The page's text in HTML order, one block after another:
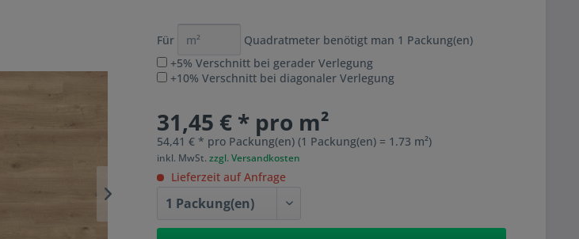
Für Quadratmeter benötigt man 1 Packung(en)
+5% Verschnitt bei gerader Verlegung
+10% Verschnitt bei diagonaler Verlegung
31,45 € * pro m²
54,41 € * pro Packung(en) (1 Packung(en) = 1.73 m²)
inkl. MwSt.zzgl. Versandkosten
Lieferzeit auf Anfrage